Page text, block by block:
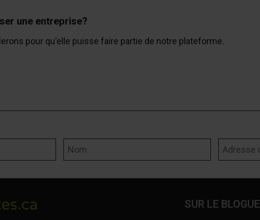
une entreprise?
pour qu'elle puisse faire partie de notre plateforme.
SUR LE BLOGUE